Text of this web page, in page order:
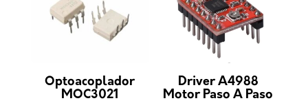
Optoacoplador
MOC3021
Driver A4988
Motor Paso A Paso